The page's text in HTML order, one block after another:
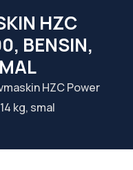
HZC
BENSIN,
HZC Power
kg, smal